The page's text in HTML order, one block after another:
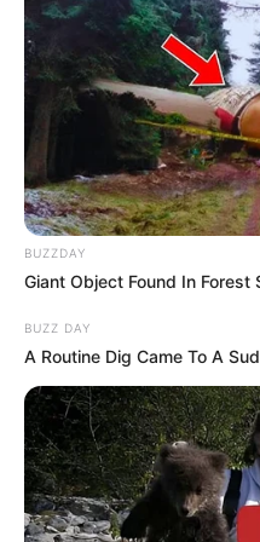
A négy nagy egyetemi
kórházat is
Székesfehérvár,
BUZZDAY
Giant Object Found In Forest
BUZZ DAY
A Routine Dig Came To A